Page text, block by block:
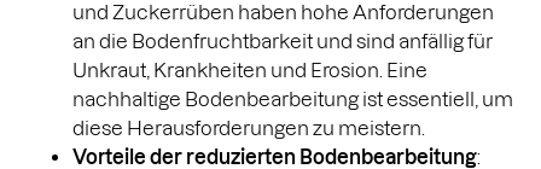
und Zuckerrüben haben hohe Anforderungen
an die Bodenfruchtbarkeit und sind anfällig für
Unkraut, Krankheiten und Erosion. Eine
nachhaltige Bodenbearbeitung ist essentiell, um
diese Herausforderungen zu meistern.
Vorteile der reduzierten Bodenbearbeitung: